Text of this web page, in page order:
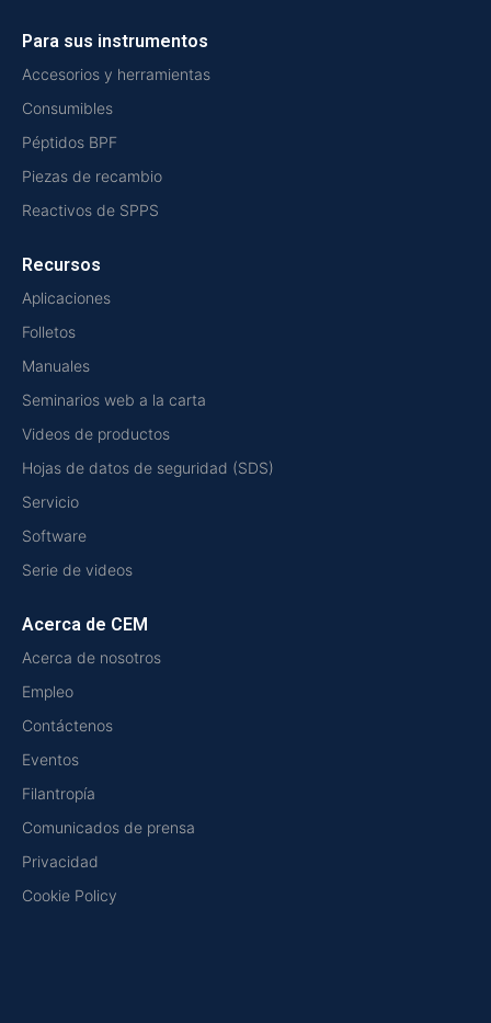
Para sus instrumentos
Accesorios y herramientas
Consumibles
Péptidos BPF
Piezas de recambio
Reactivos de SPPS
Recursos
Aplicaciones
Folletos
Manuales
Seminarios web a la carta
Videos de productos
Hojas de datos de seguridad (SDS)
Servicio
Software
Serie de videos
Acerca de CEM
Acerca de nosotros
Empleo
Contáctenos
Eventos
Filantropía
Comunicados de prensa
Privacidad
Cookie Policy